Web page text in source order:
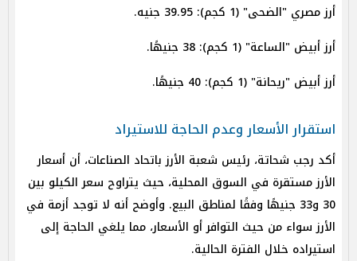
أرز مصري "الضحى" (1 كجم): 39.95 جنيه.
أرز أبيض "الساعة" (1 كجم): 38 جنيهًا.
أرز أبيض "ريحانة" (1 كجم): 40 جنيهًا.
استقرار الأسعار وعدم الحاجة للاستيراد
أكد رجب شحاتة، رئيس شعبة الأرز باتحاد الصناعات، أن أسعار
الأرز مستقرة في السوق المحلية، حيث يتراوح سعر الكيلو بين
30 و33 جنيهًا وفقًا لمناطق البيع. وأوضح أنه لا توجد أزمة في
الأرز سواء من حيث التوافر أو الأسعار، مما يلغي الحاجة إلى
استيراده خلال الفترة الحالية.